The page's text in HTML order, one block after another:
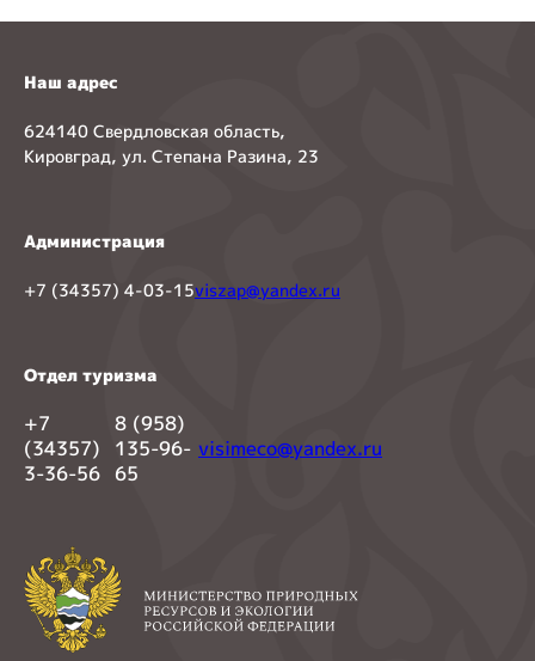
Наш адрес
624140 Свердловская область,
Кировград, ул. Степана Разина, 23
Администрация
+7 (34357) 4-03-15viszap@yandex.ru
Отдел туризма
+7
(34357)
3-36-56
8 (958)
135-96-
65
visimeco@yandex.ru